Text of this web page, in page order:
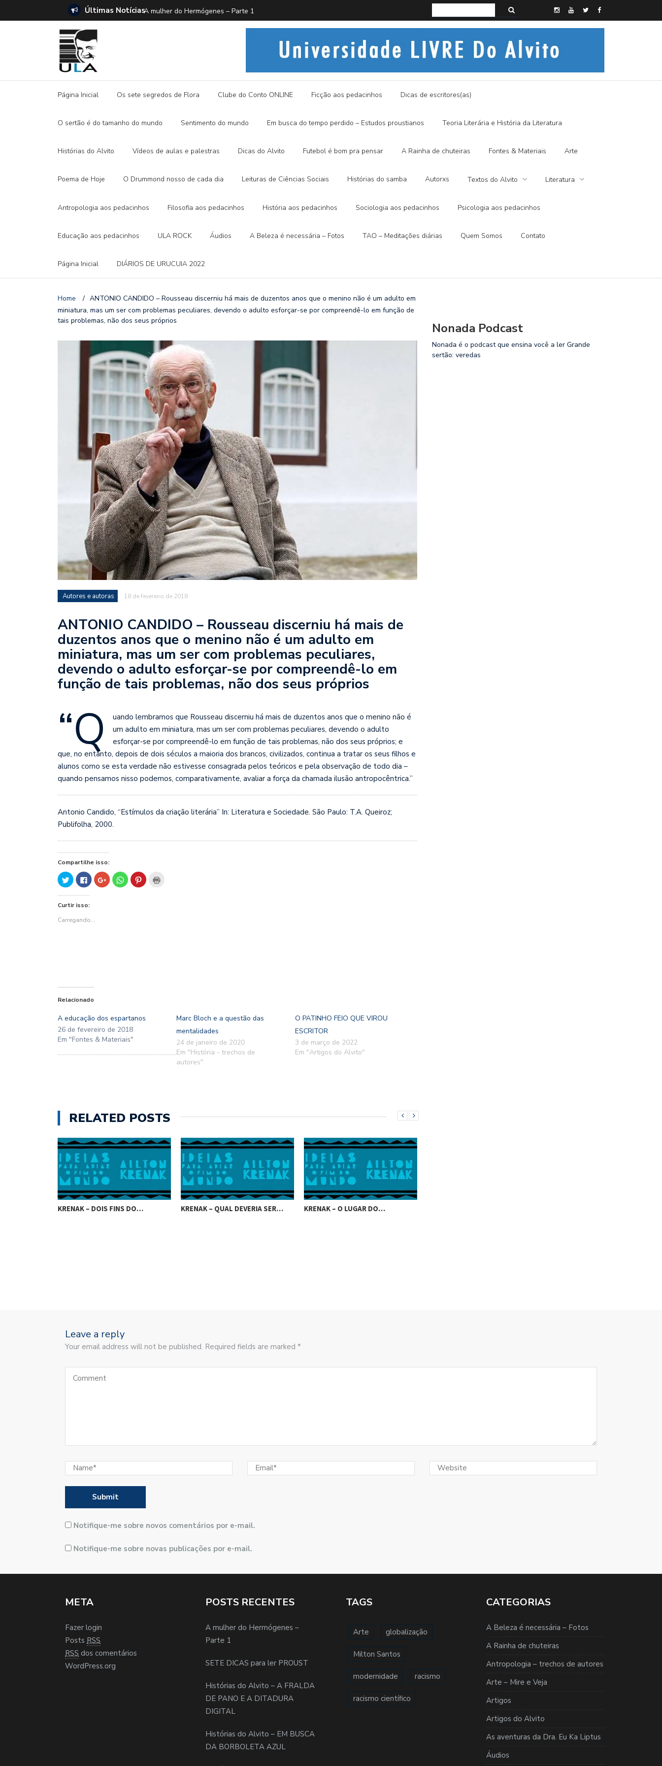
Últimas NotíciasSETE DICAS para ler PROUST Histórias do Alvito – A FRALDA DE PANO E A DITADURA DIGITAL
Página Inicial Os sete segredos de Flora Clube do Conto ONLINE Ficção aos pedacinhos Dicas de escritores(as)
O sertão é do tamanho do mundo Sentimento do mundo Em busca do tempo perdido – Estudos proustianos Teoria Literária e História da Literatura
Histórias do Alvito Vídeos de aulas e palestras Dicas do Alvito Futebol é bom pra pensar A Rainha de chuteiras Fontes & Materiais Arte
Poema de Hoje O Drummond nosso de cada dia Leituras de Ciências Sociais Histórias do samba Autorxs Textos do Alvito Literatura
Antropologia aos pedacinhos Filosofia aos pedacinhos História aos pedacinhos Sociologia aos pedacinhos Psicologia aos pedacinhos
Educação aos pedacinhos ULA ROCK Áudios A Beleza é necessária – Fotos TAO – Meditações diárias Quem Somos Contato
Página Inicial DIÁRIOS DE URUCUIA 2022
Home / ANTONIO CANDIDO – Rousseau discerniu há mais de duzentos anos que o menino não é um adulto em
miniatura, mas um ser com problemas peculiares, devendo o adulto esforçar-se por compreendê-lo em função de
tais problemas, não dos seus próprios
Autores e autoras 18 de fevereiro de 2018
ANTONIO CANDIDO – Rousseau discerniu há mais de
duzentos anos que o menino não é um adulto em
miniatura, mas um ser com problemas peculiares,
devendo o adulto esforçar-se por compreendê-lo em
função de tais problemas, não dos seus próprios
“Q
uando lembramos que Rousseau discerniu há mais de duzentos anos que o menino não é
um adulto em miniatura, mas um ser com problemas peculiares, devendo o adulto
esforçar-se por compreendê-lo em função de tais problemas, não dos seus próprios; e
que, no entanto, depois de dois séculos a maioria dos brancos, civilizados, continua a tratar os seus filhos e
alunos como se esta verdade não estivesse consagrada pelos teóricos e pela observação de todo dia –
quando pensamos nisso podemos, comparativamente, avaliar a força da chamada ilusão antropocêntrica.”
Antonio Candido, “Estímulos da criação literária” In: Literatura e Sociedade. São Paulo: T.A. Queiroz;
Publifolha, 2000.
Compartilhe isso:
Clique
para
compartilhar
no
Twitter(abre
em
janela)
Clique
para
compartilhar
no
em
janela)
Compartilhe
no
Google+
Clique
para
compartilhar
Clique
para
Curtir isso:
Carregando...
Relacionado
A educação dos espartanos
26 de fevereiro de 2018
Em "Fontes & Materiais"
Marc Bloch e a questão das
mentalidades
24 de janeiro de 2020
Em "História - trechos de
autores"
O PATINHO FEIO QUE VIROU
ESCRITOR
3 de março de 2022
Em "Artigos do Alvito"
RELATED POSTS
KRENAK – DOIS FINS DO… KRENAK – QUAL DEVERIA SER… KRENAK – O LUGAR DO…
Nonada Podcast
Nonada é o podcast que ensina você a ler Grande
sertão: veredas
Leave a reply
Your email address will not be published. Required fields are marked *
Notifique-me sobre novos comentários por e-mail.
Notifique-me sobre novas publicações por e-mail.
META
Fazer login
Posts RSS
RSS dos comentários
WordPress.org
POSTS RECENTES
A mulher do Hermógenes –
Parte 1
SETE DICAS para ler PROUST
Histórias do Alvito – A FRALDA
DE PANO E A DITADURA
DIGITAL
Histórias do Alvito – EM BUSCA
DA BORBOLETA AZUL
TAGS
Arte globalização
Milton Santos
modernidade racismo
racismo científico
CATEGORIAS
A Beleza é necessária – Fotos
A Rainha de chuteiras
Antropologia – trechos de autores
Arte – Mire e Veja
Artigos
Artigos do Alvito
As aventuras da Dra. Eu Ka Liptus
Áudios